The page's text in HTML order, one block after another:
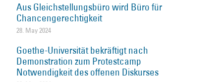
Aus Gleichstellungsbüro wird Büro für
Chancengerechtigkeit
28. May 2024
Goethe-Universität bekräftigt nach
Demonstration zum Protestcamp
Notwendigkeit des offenen Diskurses